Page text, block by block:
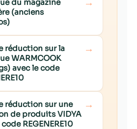
du magazine
(anciens
→
réduction sur la
WARMCOOK
avec le code
→
réduction sur une
de produits VIDYA
REGENERE10
→